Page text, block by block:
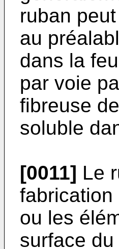
ruban
au
dans la
par voie
fibreuse
soluble
[0011] Le
ou les
surface